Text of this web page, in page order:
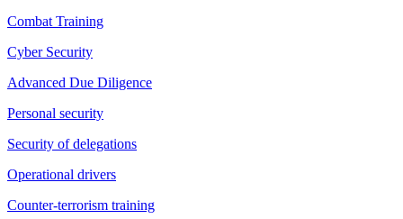
Combat Training
Cyber Security
Advanced Due Diligence
Personal security
Security of delegations
Operational drivers
Counter-terrorism training